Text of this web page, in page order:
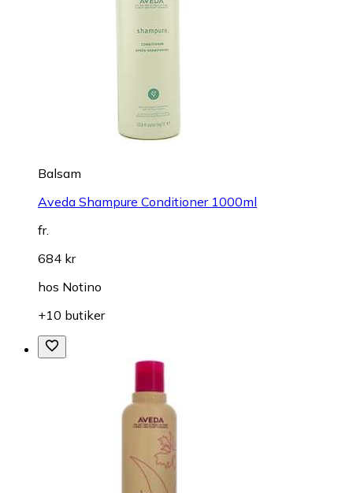
Balsam
Aveda Shampure Conditioner 1000ml
fr.
684 kr
hos Notino
+10 butiker